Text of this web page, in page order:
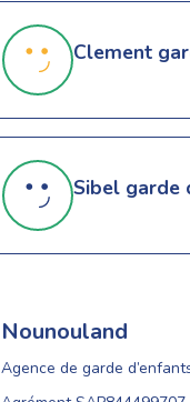
Clement
Sibel garde
Nounouland
Agence de garde